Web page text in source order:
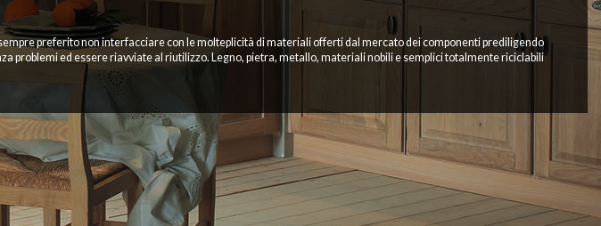
preferito non interfacciare con le molteplicità di materiali offerti dal mercato dei componenti prediligendo
problemi ed essere riavviate al riutilizzo. Legno, pietra, metallo, materiali nobili e semplici totalmente riciclabili
coinvolgimento emotivo dettato dalle mode concorre a determinare la lunga durata dal punto di vista estetico e
di energie necessarie per nuove realizzazioni e per lo smaltimento del vecchio prodotto.
vengono attuati i protocolli di silvicoltura. I protocolli prevedono che per ogni tronco tagliato vengano piantati 10